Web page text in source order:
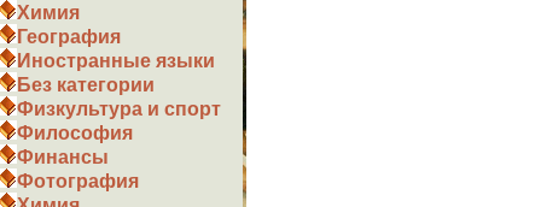
Химия
География
Иностранные языки
Без категории
Физкультура и спорт
Философия
Финансы
Фотография